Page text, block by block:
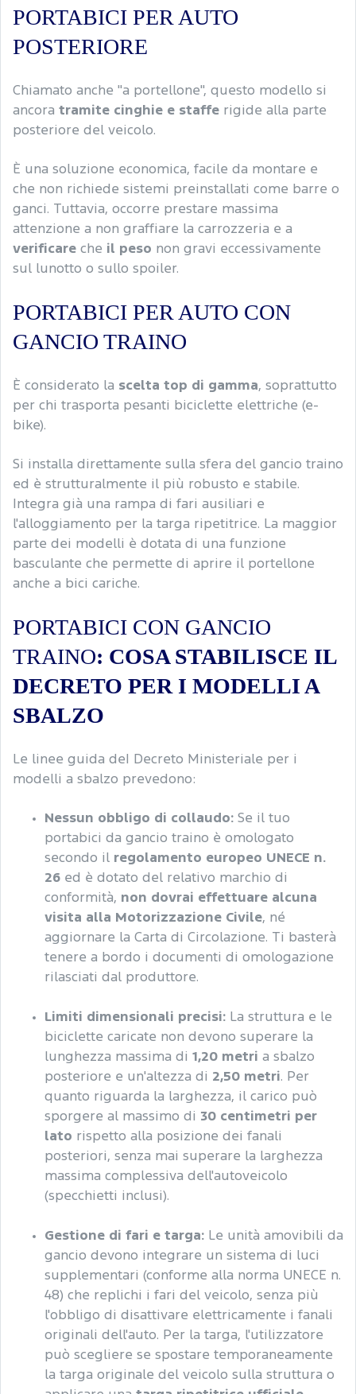
PORTABICI PER AUTO
POSTERIORE
Chiamato anche "a portellone", questo modello si
ancora tramite cinghie e staffe rigide alla parte
posteriore del veicolo.
È una soluzione economica, facile da montare e
che non richiede sistemi preinstallati come barre o
ganci. Tuttavia, occorre prestare massima
attenzione a non graffiare la carrozzeria e a
verificare che il peso non gravi eccessivamente
sul lunotto o sullo spoiler.
PORTABICI PER AUTO CON
GANCIO TRAINO
È considerato la scelta top di gamma, soprattutto
per chi trasporta pesanti biciclette elettriche (e-
bike).
Si installa direttamente sulla sfera del gancio traino
ed è strutturalmente il più robusto e stabile.
Integra già una rampa di fari ausiliari e
l'alloggiamento per la targa ripetitrice. La maggior
parte dei modelli è dotata di una funzione
basculante che permette di aprire il portellone
anche a bici cariche.
PORTABICI CON GANCIO
TRAINO: COSA STABILISCE IL
DECRETO PER I MODELLI A
SBALZO
Le linee guida deI Decreto Ministeriale per i
modelli a sbalzo prevedono:
Nessun obbligo di collaudo: Se il tuo
portabici da gancio traino è omologato
secondo il regolamento europeo UNECE n.
26 ed è dotato del relativo marchio di
conformità, non dovrai effettuare alcuna
visita alla Motorizzazione Civile, né
aggiornare la Carta di Circolazione. Ti basterà
tenere a bordo i documenti di omologazione
rilasciati dal produttore.
Limiti dimensionali precisi: La struttura e le
biciclette caricate non devono superare la
lunghezza massima di 1,20 metri a sbalzo
posteriore e un'altezza di 2,50 metri. Per
quanto riguarda la larghezza, il carico può
sporgere al massimo di 30 centimetri per
lato rispetto alla posizione dei fanali
posteriori, senza mai superare la larghezza
massima complessiva dell'autoveicolo
(specchietti inclusi).
Gestione di fari e targa: Le unità amovibili da
gancio devono integrare un sistema di luci
supplementari (conforme alla norma UNECE n.
48) che replichi i fari del veicolo, senza più
l'obbligo di disattivare elettricamente i fanali
originali dell'auto. Per la targa, l'utilizzatore
può scegliere se spostare temporaneamente
la targa originale del veicolo sulla struttura o